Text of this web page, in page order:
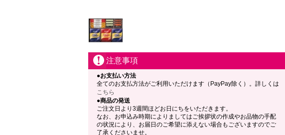
注意事項
●お支払い方法
全てのお支払方法がご利用いただけます（PayPay除く）。詳しくは
こちら
●商品の発送
ご注文日より3週間ほどお日にちをいただきます。
なお、お申込み時期によりましてはご挨拶状の作成やお品物の手配
の状況により、お届日のご希望に添えない場合もございますのでご
了承くださいませ。